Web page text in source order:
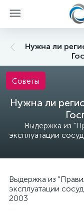
Нужна ли
Нужна ли
Выдержка из
эксплуатации
Советы
Выдержка из
эксплуатации
2003